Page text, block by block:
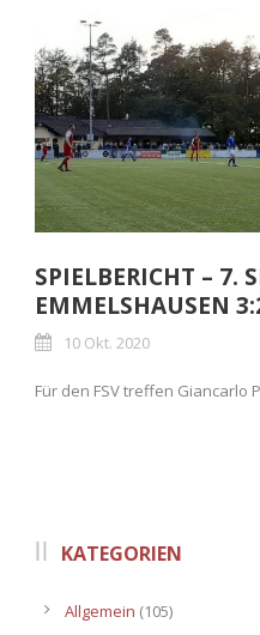
SPIELBERICHT – 7.
EMMELSHAUSEN
10 Okt. 2020
Für den FSV treffen Giancarlo
KATEGORIEN
Allgemein (105)